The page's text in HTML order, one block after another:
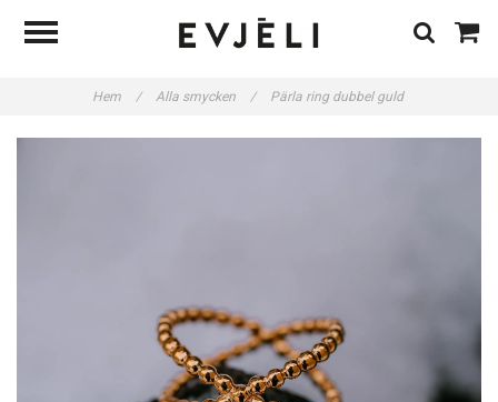
Hem / Alla smycken / Pärla ring dubbel guld